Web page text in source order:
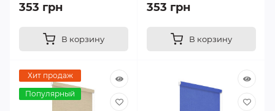
353 грн
В корзину
353 грн
В корзину
Хит продаж
Популярный